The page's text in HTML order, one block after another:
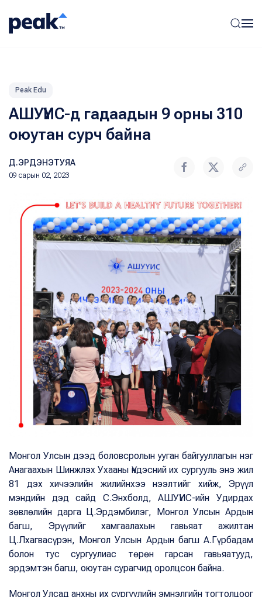
Peak Edu
АШУҮИС-д гадаадын 9 орны 310
оюутан сурч байна
Д.ЭРДЭНЭТУЯА
09 сарын 02, 2023
Монгол Улсын дээд боловсролын ууган байгууллагын нэг
Анагаахын Шинжлэх Ухааны Үндэсний их сургууль энэ жил
81 дэх хичээлийн жилийнхээ нээлтийг хийж, Эрүүл
мэндийн дэд сайд С.Энхболд, АШУҮИС-ийн Удирдах
зөвлөлийн дарга Ц.Эрдэмбилэг, Монгол Улсын Ардын
багш, Эрүүлийг хамгаалахын гавьяат ажилтан
Ц.Лхагвасүрэн, Монгол Улсын Ардын багш А.Гүрбадам
болон тус сургуулиас төрөн гарсан гавьяатууд,
эрдэмтэн багш, оюутан сурагчид оролцсон байна.
Монгол Улсад анхны их сургуулийн эмнэлгийн тогтолцоог